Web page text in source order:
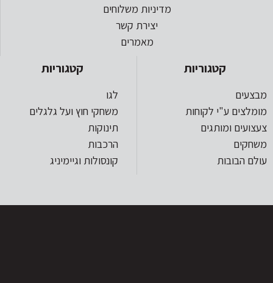
מדיניות משלוחים
יצירת קשר
מאמרים
קטגוריות
מבצעים
מומלצים ע"י לקוחות
צעצועים ומותגים
משחקים
עולם הבובות
קטגוריות
לגו
משחקי חוץ ועל גלגלים
תינוקות
הרכבות
קונסולות וגיימיניג